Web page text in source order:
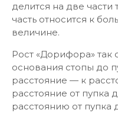
делится на две
часть относится к
величине.
Рост «Дорифора» так
основания стопы до
расстояние — к
расстояние от пупка
расстоянию от